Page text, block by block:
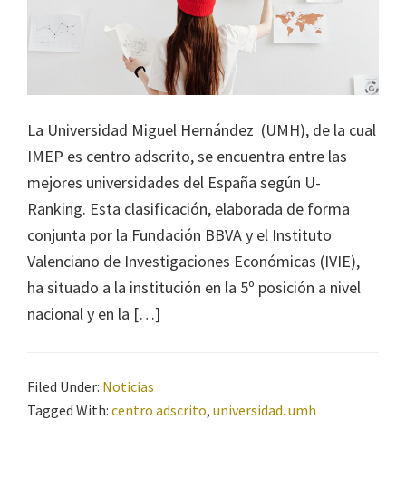
La Universidad Miguel Hernández (UMH), de la cual
IMEP es centro adscrito, se encuentra entre las
mejores universidades del España según U-
Ranking. Esta clasificación, elaborada de forma
conjunta por la Fundación BBVA y el Instituto
Valenciano de Investigaciones Económicas (IVIE),
ha situado a la institución en la 5º posición a nivel
nacional y en la […]
Filed Under: Noticias
Tagged With: centro adscrito, universidad. umh